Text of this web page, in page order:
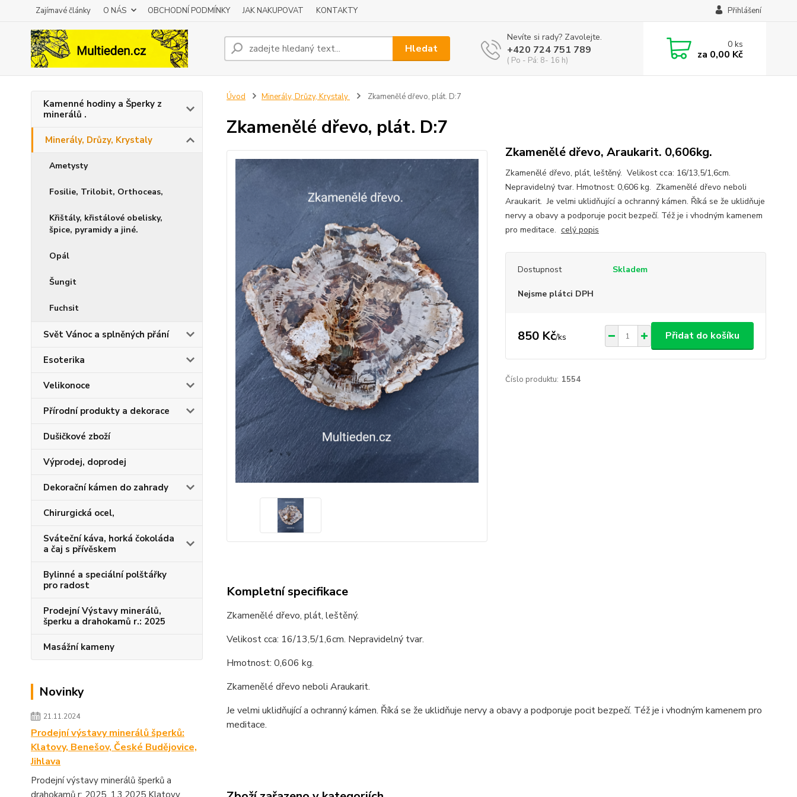
Zajímavé články O NÁS OBCHODNÍ PODMÍNKY JAK NAKUPOVAT KONTAKTY Přihlášení
Hledat
Nevíte si rady? Zavolejte.
+420 724 751 789
( Po - Pá: 8- 16 h)
0ks
za 0,00 Kč
Kamenné hodiny a Šperky z
minerálů .
Minerály, Drůzy, Krystaly
Ametysty
Fosilie, Trilobit, Orthoceas,
Křištály, křistálové obelisky,
špice, pyramidy a jiné.
Opál
Šungit
Fuchsit
Svět Vánoc a splněných přání
Esoterika
Velikonoce
Přírodní produkty a dekorace
Dušičkové zboží
Výprodej, doprodej
Dekorační kámen do zahrady
Chirurgická ocel,
Sváteční káva, horká čokoláda
a čaj s přívěskem
Bylinné a speciální polštářky
pro radost
Prodejní Výstavy minerálů,
šperku a drahokamů r.: 2025
Masážní kameny
Novinky
21.11.2024
Prodejní výstavy minerálů šperků:
Klatovy, Benešov, České Budějovice,
Jihlava
Prodejní výstavy minerálů šperků a
drahokamů r: 2025. 1.3.2025 Klatovy
Úvod Minerály, Drůzy, Krystaly Zkamenělé dřevo, plát. D:7
Zkamenělé dřevo, plát. D:7
Zkamenělé dřevo, Araukarit. 0,606kg.
Zkamenělé dřevo, plát, leštěný. Velikost cca: 16/13,5/1,6cm.
Nepravidelný tvar. Hmotnost: 0,606 kg. Zkamenělé dřevo neboli
Araukarit. Je velmi uklidňující a ochranný kámen. Říká se že uklidňuje
nervy a obavy a podporuje pocit bezpečí. Též je i vhodným kamenem
pro meditace. celý popis
Dostupnost Skladem
Nejsme plátci DPH
850 Kč/ks Přidat do košíku
Číslo produktu: 1554
Kompletní specifikace
Zkamenělé dřevo, plát, leštěný.
Velikost cca: 16/13,5/1,6cm. Nepravidelný tvar.
Hmotnost: 0,606 kg.
Zkamenělé dřevo neboli Araukarit.
Je velmi uklidňující a ochranný kámen. Říká se že uklidňuje nervy a obavy a podporuje pocit bezpečí. Též je i vhodným kamenem pro
meditace.